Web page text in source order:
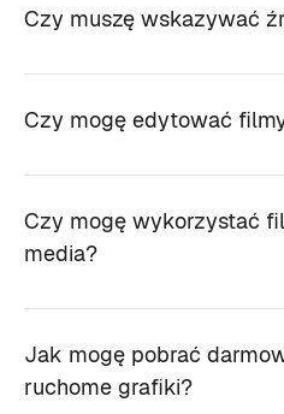
Czy muszę wskazywać
Czy mogę edytować
Czy mogę wykorzystać
media?
Jak mogę pobrać
ruchome grafiki?